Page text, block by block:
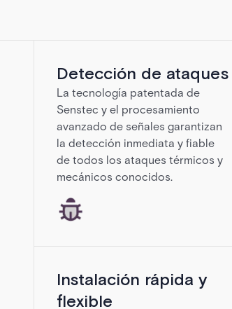
Detección de ataques
La tecnología patentada de
Senstec y el procesamiento
avanzado de señales garantizan
la detección inmediata y fiable
de todos los ataques térmicos y
mecánicos conocidos.
Instalación rápida y
flexible